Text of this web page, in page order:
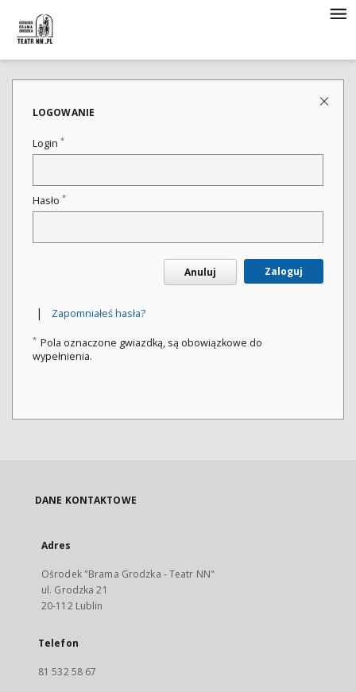
LOGOWANIE
Login *
Hasło *
Anuluj Zaloguj
| Zapomniałeś hasła?
* Pola oznaczone gwiazdką, są obowiązkowe do
wypełnienia.
DANE KONTAKTOWE
Adres
Ośrodek "Brama Grodzka - Teatr NN"
ul. Grodzka 21
20-112 Lublin
Telefon
81 532 58 67